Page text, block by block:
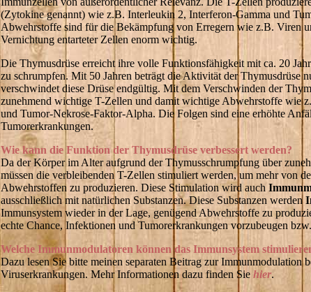
(Zytokine genannt) wie z.B. Interleukin 2, Interferon-Gamma und
Abwehrstoffe sind für die Bekämpfung von Erregern wie z.B. Viren
Vernichtung entarteter Zellen enorm wichtig.
Die Thymusdrüse erreicht ihre volle Funktionsfähigkeit mit ca. 20
zu schrumpfen. Mit 50 Jahren beträgt die Aktivität der Thymusdrüse
verschwindet diese Drüse endgültig. Mit dem Verschwinden der
zunehmend wichtige T-Zellen und damit wichtige Abwehrstoffe wie
und Tumor-Nekrose-Faktor-Alpha. Die Folgen sind eine erhöhte
Tumorerkrankungen.
Wie kann die Funktion der Thymusdrüse verbessert werden?
Da der Körper im Alter aufgrund der Thymusschrumpfung über
müssen die verbleibenden T-Zellen stimuliert werden, um mehr von
Abwehrstoffen zu produzieren. Diese Stimulation wird auch
ausschließlich mit natürlichen Substanzen. Diese Substanzen werden
Immunsystem wieder in der Lage, genügend Abwehrstoffe zu
echte Chance, Infektionen und Tumorerkrankungen vorzubeugen
Welche Immunmodulatoren können das Immunsystem
Dazu lesen Sie bitte meinen separaten Beitrag zur Immunmodulation
Viruserkrankungen. Mehr Informationen dazu finden Sie hier.